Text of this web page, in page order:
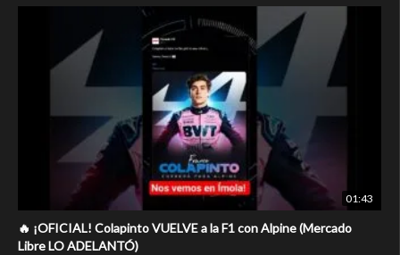
01:43
🔥 ¡OFICIAL! Colapinto VUELVE a la F1 con Alpine (Mercado
Libre LO ADELANTÓ)